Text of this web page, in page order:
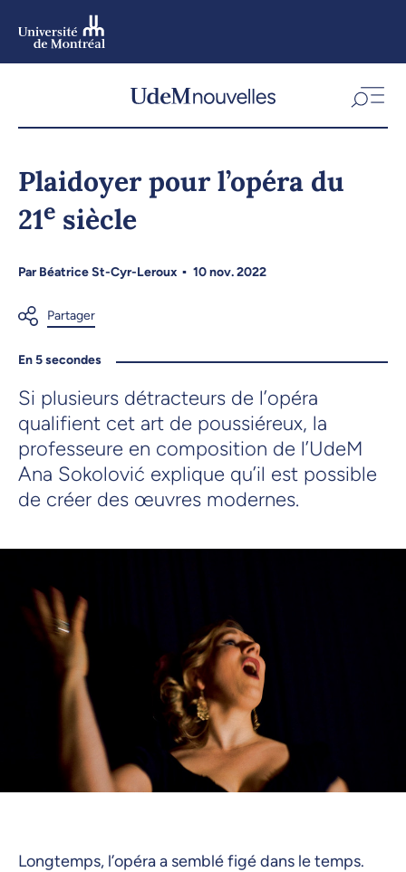
Plaidoyer pour l’opéra du
21e siècle
ParBéatrice St-Cyr-Leroux 10 nov. 2022
En 5 secondes
Si plusieurs détracteurs de l’opéra
qualifient cet art de poussiéreux, la
professeure en composition de l’UdeM
Ana Sokolović explique qu’il est possible
de créer des œuvres modernes.
Longtemps, l’opéra a semblé figé dans le temps.